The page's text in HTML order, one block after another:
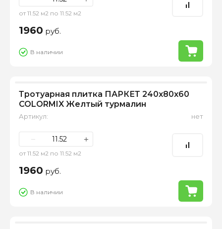
от 11.52 м2 по 11.52 м2
1960 руб.
В наличии
Тротуарная плитка ПАРКЕТ 240х80х60
COLORMIX Желтый турмалин
Артикул: нет
− +
от 11.52 м2 по 11.52 м2
1960 руб.
В наличии